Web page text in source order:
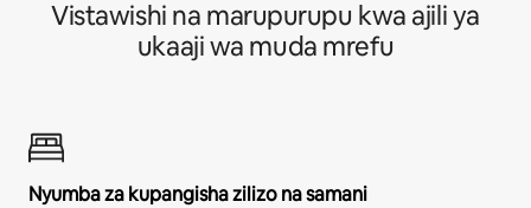
Vistawishi na marupurupu kwa ajili ya
ukaaji wa muda mrefu
Nyumba za kupangisha zilizo na samani